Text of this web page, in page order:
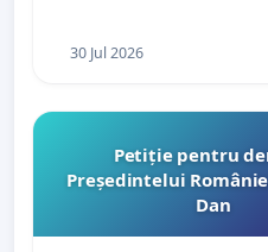
30 Jul 2026
Petiție pentru
Președintelui
Dan